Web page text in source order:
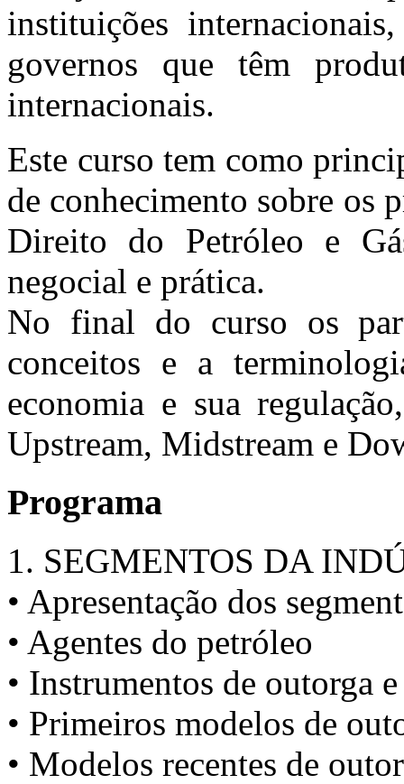
instituições
governos que têm
internacionais.
Este curso tem como
de conhecimento sobre os
Direito do Petróleo e
negocial e prática.
No final do curso os
conceitos e a
economia e sua
Upstream, Midstream e
Programa
1. SEGMENTOS DA
• Apresentação dos
• Agentes do petróleo
• Instrumentos de outorga
• Primeiros modelos de
• Modelos recentes de